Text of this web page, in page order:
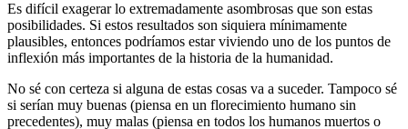
Es difícil exagerar lo extremadamente asombrosas que son estas
posibilidades. Si estos resultados son siquiera mínimamente
plausibles, entonces podríamos estar viviendo uno de los puntos de
inflexión más importantes de la historia de la humanidad.
No sé con certeza si alguna de estas cosas va a suceder. Tampoco sé
si serían muy buenas (piensa en un florecimiento humano sin
precedentes), muy malas (piensa en todos los humanos muertos o